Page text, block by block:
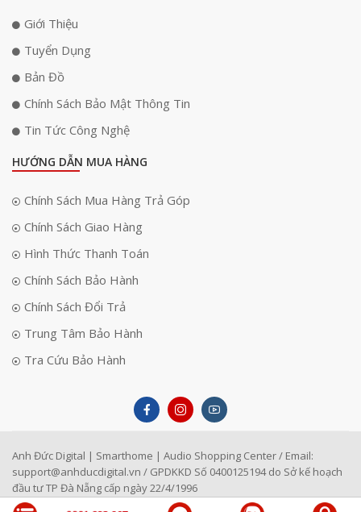
Giới Thiệu
Tuyển Dụng
Bản Đồ
Chính Sách Bảo Mật Thông Tin
Tin Tức Công Nghệ
HƯỚNG DẪN MUA HÀNG
Chính Sách Mua Hàng Trả Góp
Chính Sách Giao Hàng
Hình Thức Thanh Toán
Chính Sách Bảo Hành
Chính Sách Đổi Trả
Trung Tâm Bảo Hành
Tra Cứu Bảo Hành
Anh Đức Digital | Smarthome | Audio Shopping Center / Email:
support@anhducdigital.vn / GPDKKD Số 0400125194 do Sở kế hoạch
đầu tư TP Đà Nẵng cấp ngày 22/4/1996